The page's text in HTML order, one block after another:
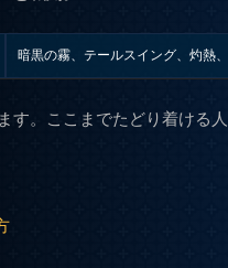
暗黒の霧、テールスイング、灼熱
す。ここまでたどり着ける